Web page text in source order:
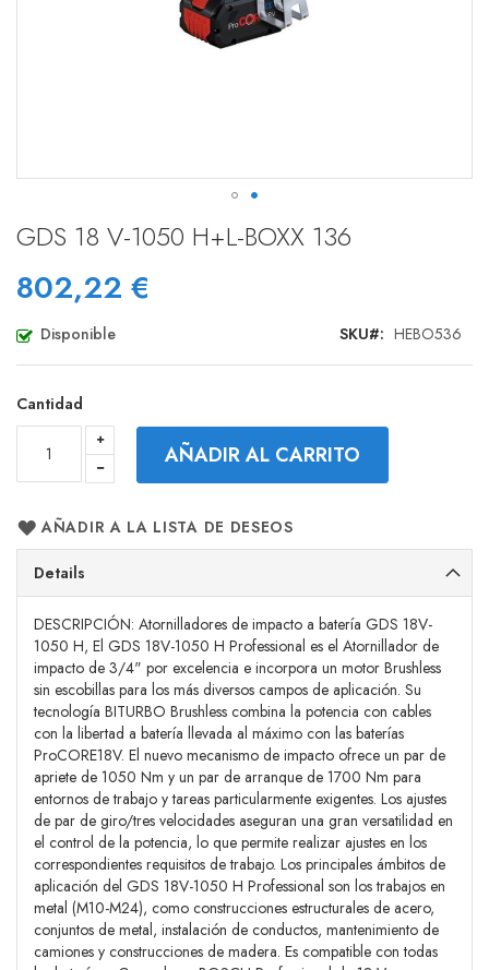
GDS 18 V-1050 H+L-BOXX 136
802,22 €
Disponible SKU HEBO536
Cantidad
AÑADIR AL CARRITO
AÑADIR A LA LISTA DE DESEOS
al
de
galería
Details
DESCRIPCIÓN: Atornilladores de impacto a batería GDS 18V-
1050 H, El GDS 18V-1050 H Professional es el Atornillador de
impacto de 3/4" por excelencia e incorpora un motor Brushless
sin escobillas para los más diversos campos de aplicación. Su
tecnología BITURBO Brushless combina la potencia con cables
con la libertad a batería llevada al máximo con las baterías
ProCORE18V. El nuevo mecanismo de impacto ofrece un par de
apriete de 1050 Nm y un par de arranque de 1700 Nm para
entornos de trabajo y tareas particularmente exigentes. Los ajustes
de par de giro/tres velocidades aseguran una gran versatilidad en
el control de la potencia, lo que permite realizar ajustes en los
correspondientes requisitos de trabajo. Los principales ámbitos de
aplicación del GDS 18V-1050 H Professional son los trabajos en
metal (M10-M24), como construcciones estructurales de acero,
conjuntos de metal, instalación de conductos, mantenimiento de
camiones y construcciones de madera. Es compatible con todas